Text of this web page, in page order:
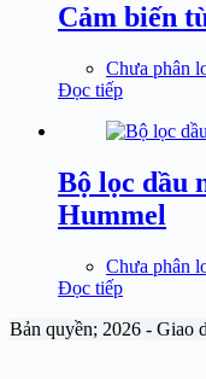
Cảm biến
Chưa phân
Đọc tiếp
Bộ lọc dầu
Hummel
Chưa phân
Đọc tiếp
Bản quyền; 2026 - Giao